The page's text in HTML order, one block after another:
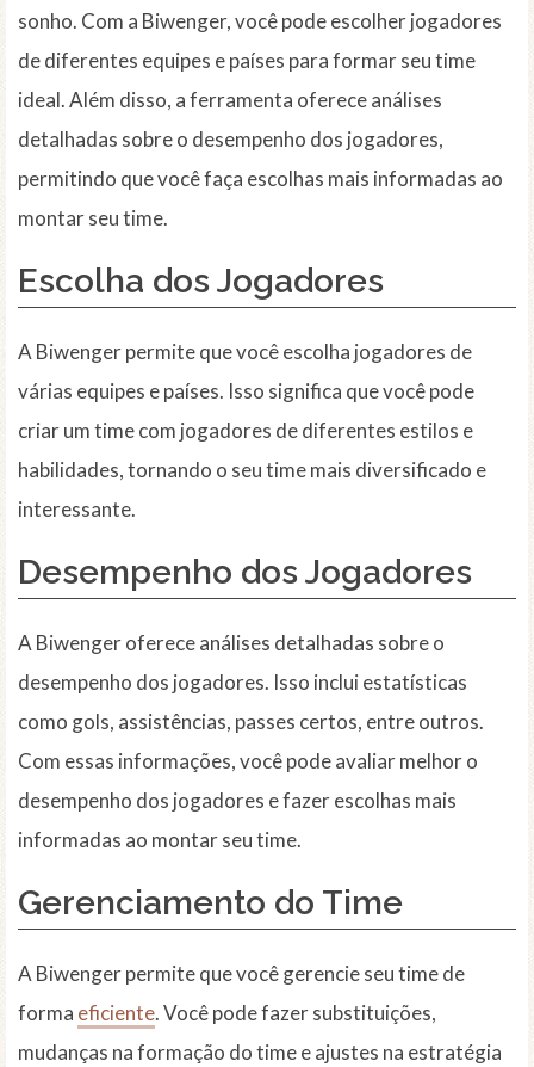
sonho. Com a Biwenger, você pode escolher jogadores
de diferentes equipes e países para formar seu time
ideal. Além disso, a ferramenta oferece análises
detalhadas sobre o desempenho dos jogadores,
permitindo que você faça escolhas mais informadas ao
montar seu time.
Escolha dos Jogadores
A Biwenger permite que você escolha jogadores de
várias equipes e países. Isso significa que você pode
criar um time com jogadores de diferentes estilos e
habilidades, tornando o seu time mais diversificado e
interessante.
Desempenho dos Jogadores
A Biwenger oferece análises detalhadas sobre o
desempenho dos jogadores. Isso inclui estatísticas
como gols, assistências, passes certos, entre outros.
Com essas informações, você pode avaliar melhor o
desempenho dos jogadores e fazer escolhas mais
informadas ao montar seu time.
Gerenciamento do Time
A Biwenger permite que você gerencie seu time de
forma eficiente. Você pode fazer substituições,
mudanças na formação do time e ajustes na estratégia